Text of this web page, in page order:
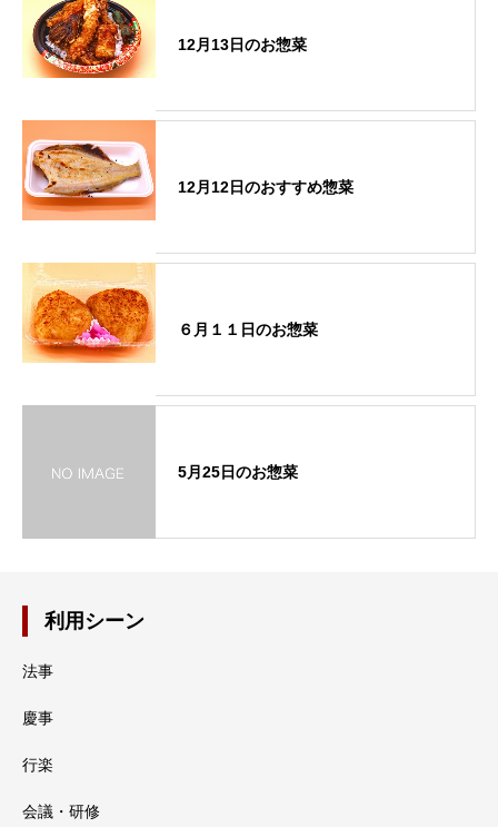
12月13日のお惣菜
12月12日のおすすめ惣菜
６月１１日のお惣菜
5月25日のお惣菜
利用シーン
法事
慶事
行楽
会議・研修